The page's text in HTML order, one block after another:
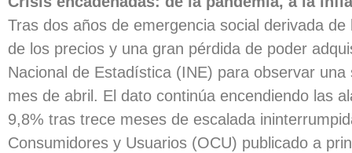
Tras dos años de emergencia social derivada
de los precios y una gran pérdida de poder
Nacional de Estadística (INE) para observar
mes de abril. El dato continúa encendiendo las
9,8% tras trece meses de escalada
Consumidores y Usuarios (OCU) publicado a